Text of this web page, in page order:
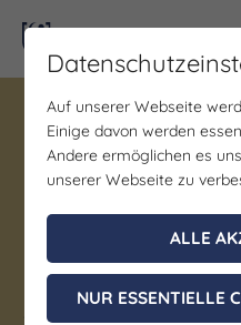
Eat- und
Weinhotel
Regionale
Saisonale Gerichte |
Auf unserer Webseite
Einige davon werden
Andere ermöglichen es
unserer Webseite zu
ALLE
NUR ESSENTIELLE